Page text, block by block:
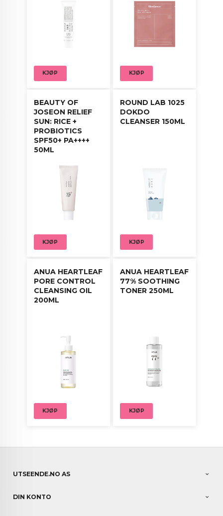
KJØP KJØP
BEAUTY OF
JOSEON RELIEF
SUN: RICE +
PROBIOTICS
SPF50+ PA++++
50ML
KJØP
ROUND LAB 1025
DOKDO
CLEANSER 150ML
KJØP
ANUA HEARTLEAF
PORE CONTROL
CLEANSING OIL
200ML
KJØP
ANUA HEARTLEAF
77% SOOTHING
TONER 250ML
KJØP
UTSEENDE.NO AS
DIN KONTO